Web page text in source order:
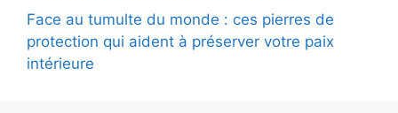
Face au tumulte du monde : ces pierres de
protection qui aident à préserver votre paix
intérieure